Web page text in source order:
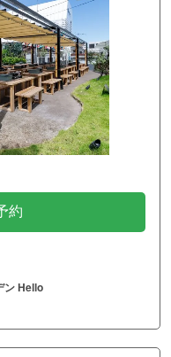
約
ン Hello